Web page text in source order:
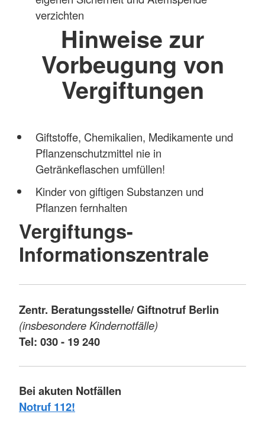
verzichten
Hinweise zur
Vorbeugung von
Vergiftungen
Giftstoffe, Chemikalien, Medikamente und
Pflanzenschutzmittel nie in
Getränkeflaschen umfüllen!
Kinder von giftigen Substanzen und
Pflanzen fernhalten
Vergiftungs-
Informationszentrale
Zentr. Beratungsstelle/ Giftnotruf Berlin
(insbesondere Kindernotfälle)
Tel: 030 - 19 240
Bei akuten Notfällen
Notruf 112!